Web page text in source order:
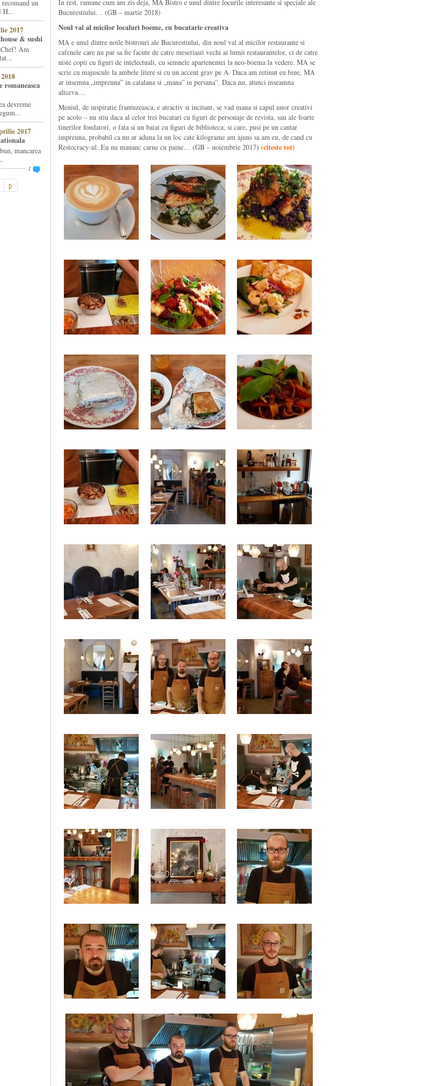
un
H...
2017
& sushi
Chef! Am
romaneasca
devreme
2017
mancarea
1
In rest, ramane cum am zis deja, MA Bistro e unul dintre locurile interesante si speciale ale
Bucurestiului… (GB – martie 2018)
Noul val al micilor localuri boeme, cu bucatarie creativa
MA e unul dintre noile bistrouri ale Bucurestiului, din noul val al micilor restaurante si
cafenele care nu par sa fie facute de catre meseriasii vechi ai lumii restaurantelor, ci de catre
niste copii cu figuri de intelectuali, cu semnele apartenentei la neo-boema la vedere. MA se
scrie cu majuscule la ambele litere si cu un accent grav pe A. Daca am retinut eu bine, MA
ar insemna „impreuna” in catalana si „mana” in persana”. Daca nu, atunci inseamna
altceva…
Meniul, de inspiratie frantuzeasca, e atractiv si incitant, se vad mana si capul unor creativi
pe acolo – nu stiu daca al celor trei bucatari cu figuri de personaje de revista, sau ale foarte
tinerilor fondatori, o fata si un baiat cu figuri de biblioteca, si care, pusi pe un cantar
impreuna, probabil ca nu ar aduna la un loc cate kilograme am ajuns sa am eu, de cand cu
Restocracy-ul. Eu nu mananc carne cu paine… (GB – noiembrie 2017) (citeste tot)